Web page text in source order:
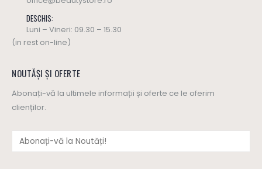
DESCHIS:
Luni – Vineri: 09.30 – 15.30
(in rest on-line)
NOUTĂȘI ȘI OFERTE
Abonați-vă la ultimele informații și oferte ce le oferim
clienților.